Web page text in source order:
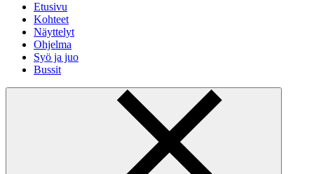
Etusivu
Kohteet
Näyttelyt
Ohjelma
Syö ja juo
Bussit